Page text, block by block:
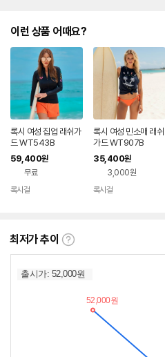
이런 상품 어때요?
록시 여성 집업 래쉬가
드 WT543B
59,400원
무료
록시걸
록시 여성 민소매 래쉬
가드 WT907B
35,400원
3,000원
록시걸
최저가 추이
최
가